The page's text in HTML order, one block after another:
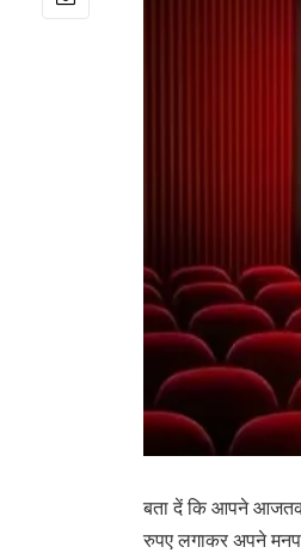
बता दें कि आपने आजतक
रुपए लगाकर अपने